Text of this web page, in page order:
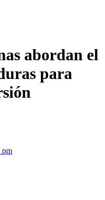
abordan el
para
pm